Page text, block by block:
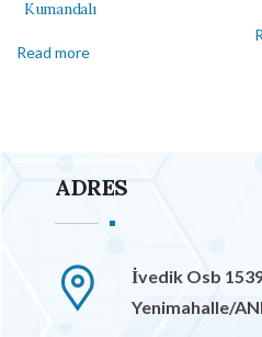
Kumandalı
Read more
ADRES
İvedik Osb
Yenimahalle/